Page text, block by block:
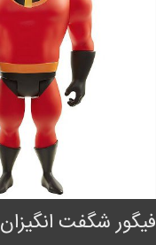
فیگور شگفت انگیزان